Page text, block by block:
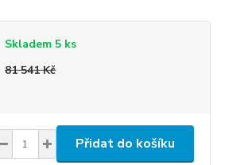
Skladem 5 ks
81 541 Kč
Přidat do košíku